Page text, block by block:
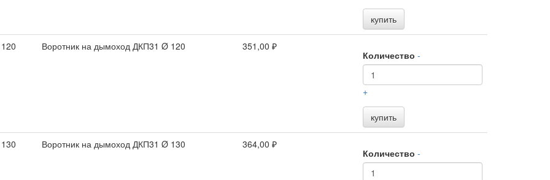
купить
Воротник на дымоход ДКП31 Ø 120 351,00 ₽
Количество -
+
купить
Воротник на дымоход ДКП31 Ø 130 364,00 ₽
Количество -